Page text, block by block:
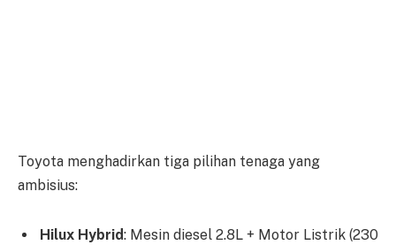
Toyota menghadirkan tiga pilihan tenaga yang
ambisius:
Hilux Hybrid: Mesin diesel 2.8L + Motor Listrik (230